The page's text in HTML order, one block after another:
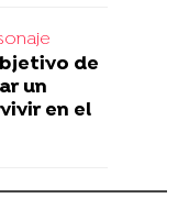
de
un
en el